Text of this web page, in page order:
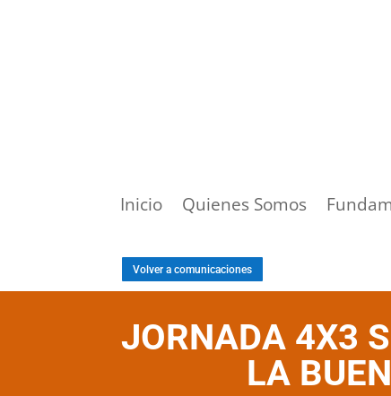
Inicio Quienes Somos
Volver a comunicaciones
JORNADA 4X3
LA